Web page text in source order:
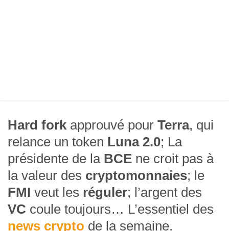
Hard fork approuvé pour Terra, qui
relance un token Luna 2.0; La
présidente de la BCE ne croit pas à
la valeur des cryptomonnaies; le
FMI veut les réguler; l’argent des
VC coule toujours… L’essentiel des
news crypto de la semaine.